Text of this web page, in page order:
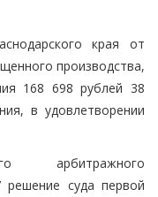
края от
производства,
168 698 рублей 38
в удовлетворении
арбитражного
решение суда первой